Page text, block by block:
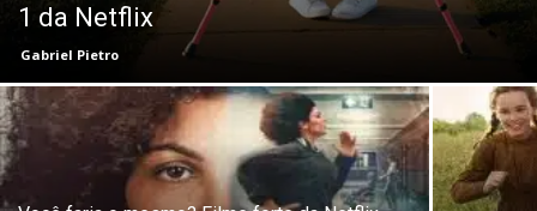
1 da Netflix
Gabriel Pietro